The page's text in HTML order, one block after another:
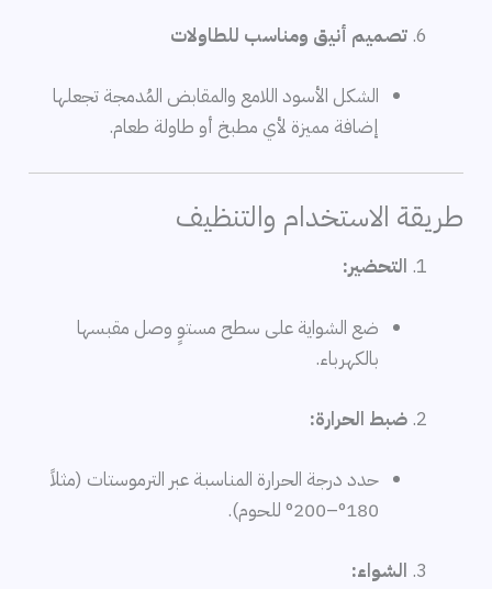
تصميم أنيق ومناسب للطاولات
الشكل الأسود اللامع والمقابض المُدمجة تجعلها
إضافة مميزة لأي مطبخ أو طاولة طعام.
طريقة الاستخدام والتنظيف
التحضير:
ضع الشواية على سطح مستوٍ وصل مقبسها
بالكهرباء.
ضبط الحرارة:
حدد درجة الحرارة المناسبة عبر الترموستات (مثلاً
180°–200° للحوم).
الشواء: